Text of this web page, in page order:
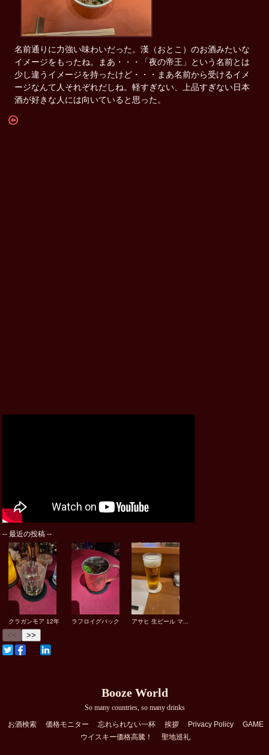
名前通りに力強い味わいだった。漢（おとこ）のお酒みたいな
イメージをもったね。まあ・・・「夜の帝王」という名前とは
少し違うイメージを持ったけど・・・まあ名前から受けるイメ
ージなんて人それぞれだしね。軽すぎない、上品すぎない日本
酒が好きな人には向いていると思った。
--最近の投稿 --
クラガンモア 12年 ラフロイグバック アサヒ 生ビール マ...
<< >>
Booze World
So many countries, so many drinks
お酒検索
価格モニター 忘れられない一杯 挨拶 Privacy Policy
GAME
ウイスキー価格高騰！
聖地巡礼